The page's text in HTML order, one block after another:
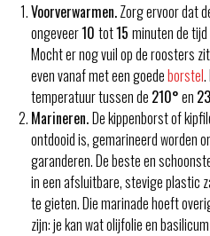
Voorverwarmen.Zorg ervoor dat
ongeveer10 tot15 minuten de
Mocht er nog vuil op de roosters
even vanaf met een goedeborstel.
temperatuur tussen de 210°en
Marineren.De kippenborst of
ontdooid is, gemarineerd worden
garanderen. De beste en
in een afsluitbare, stevige plastic
te gieten. Die marinade hoeft
zijn: je kan wat olijfolie en